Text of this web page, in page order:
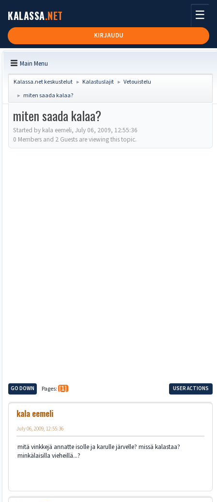
KALASSA.NET
KIRJAUDU
☰
Main Menu
Kalassa.net keskustelut ► Kalastuslajit ► Vetouistelu
► miten saada kalaa?
miten saada kalaa?
Started by kala eemeli, July 06, 2009, 12:55:36
0 Members and 2 Guests are viewing this topic.
GO DOWN Pages 1 USER ACTIONS
kala eemeli
July 06, 2009, 12:55:36
mitä vinkkejä annatte isolle ja karulle järvelle? missä kalastaa?
minkälaisilla vieheillä...?